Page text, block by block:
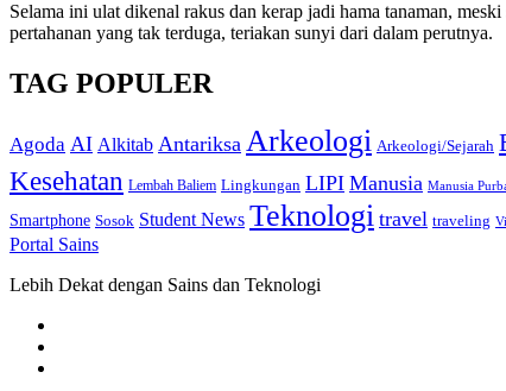
Selama ini ulat dikenal rakus dan kerap jadi hama tanaman,
pertahanan yang tak terduga, teriakan sunyi dari dalam perutnya.
TAG POPULER
Agoda AI Alkitab Antariksa Arkeologi Arkeologi/Sejarah
Kesehatan Lembah Baliem Lingkungan LIPI Manusia Manusia
Smartphone Sosok Student News Teknologi travel traveling
Portal Sains
Lebih Dekat dengan Sains dan Teknologi